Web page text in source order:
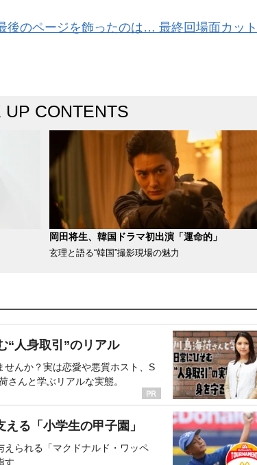
後のページを飾ったのは… 最終回場面カット
UP CONTENTS
岡田将生、韓国ドラマ初出演「運命的」
玄理と語る“韓国”撮影現場の魅力
“人身取引”のリアル
せんか？実は恋愛や悪質ホスト、S
さんと学ぶリアルな実態。
る「小学生の甲子園」
えられる「マクドナルド・ワッペ
す